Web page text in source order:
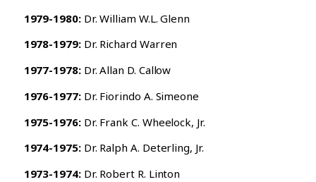
1979-1980:Dr. William W.L. Glenn
1978-1979:Dr. Richard Warren
1977-1978:Dr. Allan D. Callow
1976-1977:Dr. Fiorindo A. Simeone
1975-1976:Dr. Frank C. Wheelock, Jr.
1974-1975:Dr. Ralph A. Deterling, Jr.
1973-1974:Dr. Robert R. Linton